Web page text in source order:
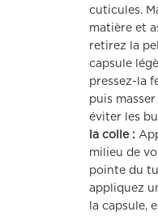
cuticules.
matière et
retirez la
capsule
pressez-la
puis
éviter les
la colle :
milieu de
pointe du
appliquez
la capsule,